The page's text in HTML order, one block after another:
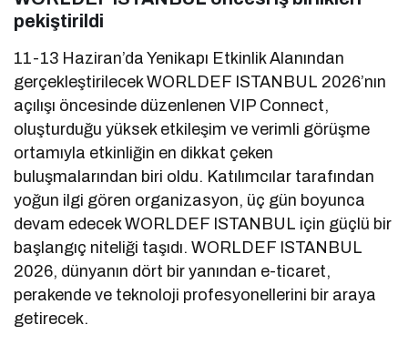
pekiştirildi
11-13 Haziran’da Yenikapı Etkinlik Alanından
gerçekleştirilecek WORLDEF ISTANBUL 2026’nın
açılışı öncesinde düzenlenen VIP Connect,
oluşturduğu yüksek etkileşim ve verimli görüşme
ortamıyla etkinliğin en dikkat çeken
buluşmalarından biri oldu. Katılımcılar tarafından
yoğun ilgi gören organizasyon, üç gün boyunca
devam edecek WORLDEF ISTANBUL için güçlü bir
başlangıç niteliği taşıdı. WORLDEF ISTANBUL
2026, dünyanın dört bir yanından e-ticaret,
perakende ve teknoloji profesyonellerini bir araya
getirecek.